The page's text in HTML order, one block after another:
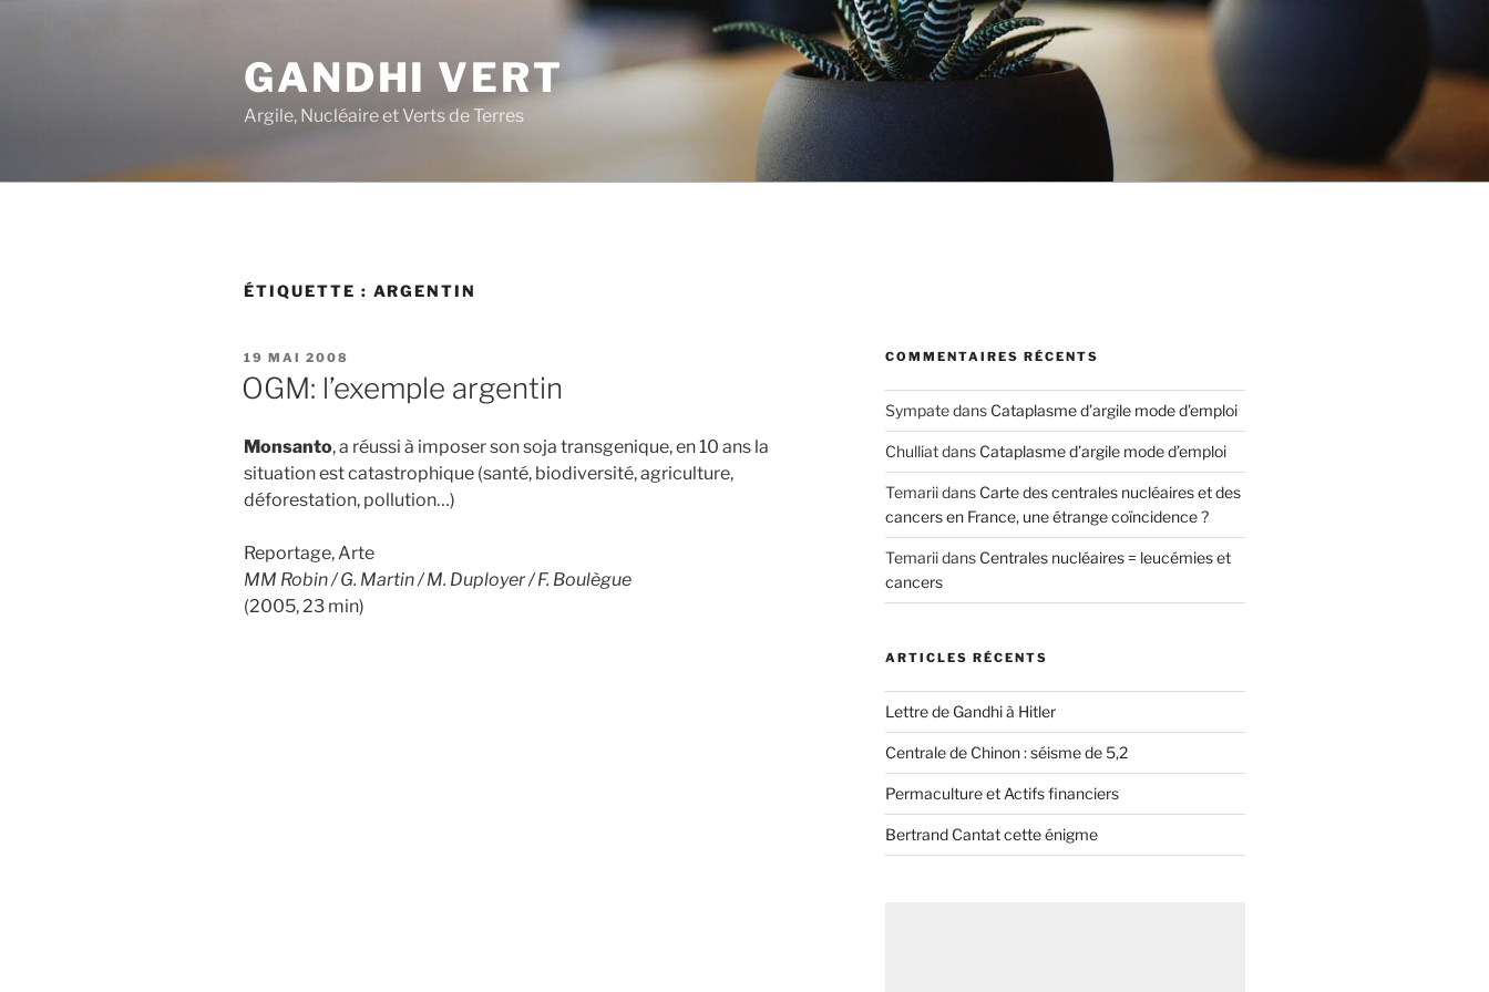
GANDHI VERT
Argile, Nucléaire et Verts de Terres
ÉTIQUETTE : ARGENTIN
PUBLIÉ
LE
19 MAI 2008
OGM: l’exemple argentin
Monsanto, a réussi à imposer son soja transgenique, en 10 ans la
situation est catastrophique (santé, biodiversité, agriculture,
déforestation, pollution…)
Reportage, Arte
MM Robin / G. Martin / M. Duployer / F. Boulègue
(2005, 23 min)
COMMENTAIRES RÉCENTS
Sympatedans Cataplasme d’argile mode d’emploi
Chulliatdans Cataplasme d’argile mode d’emploi
Temariidans Carte des centrales nucléaires et des
cancers en France, une étrange coïncidence ?
Temariidans Centrales nucléaires = leucémies et
cancers
ARTICLES RÉCENTS
Lettre de Gandhi à Hitler
Centrale de Chinon : séisme de 5,2
Permaculture et Actifs financiers
Bertrand Cantat cette énigme